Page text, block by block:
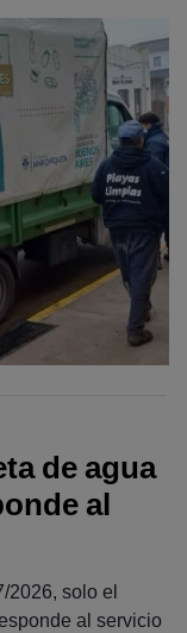
de agua
al
2026, solo el
al servicio